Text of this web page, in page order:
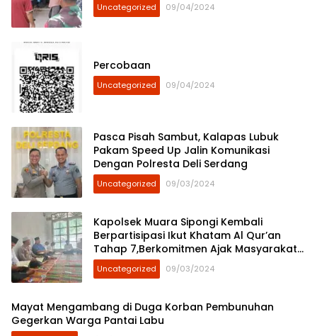
Uncategorized 09/04/2024
Percobaan
Uncategorized 09/04/2024
Pasca Pisah Sambut, Kalapas Lubuk
Pakam Speed Up Jalin Komunikasi
Dengan Polresta Deli Serdang
Uncategorized 09/03/2024
Kapolsek Muara Sipongi Kembali
Berpartisipasi Ikut Khatam Al Qur’an
Tahap 7,Berkomitmen Ajak Masyarakat
Untuk Terus Berpartisipasi
Uncategorized 09/03/2024
Mayat Mengambang di Duga Korban Pembunuhan
Gegerkan Warga Pantai Labu